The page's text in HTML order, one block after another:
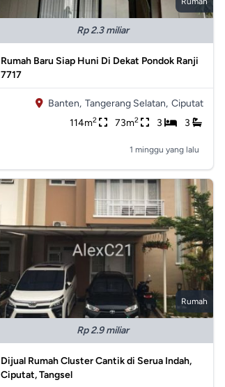
Rp 2.3 miliar
Rumah Baru Siap Huni Di Dekat Pondok Ranji
7717
Banten, Tangerang Selatan, Ciputat
114m2 73m2 3 3
1 minggu yang lalu
Rumah
Rp 2.9 miliar
Dijual Rumah Cluster Cantik di Serua Indah,
Ciputat, Tangsel